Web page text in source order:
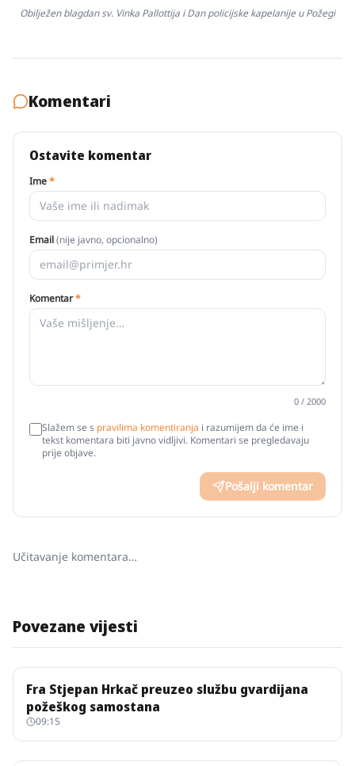
Obilježen blagdan sv. Vinka Pallottija i Dan policijske kapelanije u Požegi
Komentari
Ostavite komentar
Ime*
Email(nije javno, opcionalno)
Komentar*
0 / 2000
Slažem se s pravilima komentiranja i razumijem da će ime i
tekst komentara biti javno vidljivi. Komentari se pregledavaju
prije objave.
Pošalji komentar
Učitavanje komentara…
Povezane vijesti
Fra Stjepan Hrkač preuzeo službu gvardijana
požeškog samostana
09:15